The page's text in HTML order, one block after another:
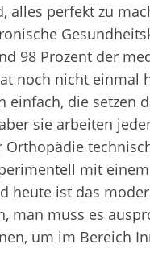
alles perfekt zu
98 Prozent der
noch nicht einmal
die setzen
sie arbeiten
mit einem
ist das
man muss es
um im Bereich